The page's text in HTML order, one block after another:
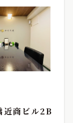
商ビル2B